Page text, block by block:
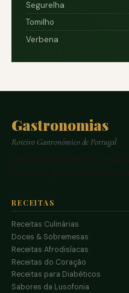
Segurelha
Tomilho
Verbena
Gastronomias
Roteiro Gastronómico de Portugal
RECEITAS
Receitas Culinárias
Doces & Sobremesas
Receitas Afrodisíacas
Receitas do Coração
Receitas para Diabéticos
Sabores da Lusofonia